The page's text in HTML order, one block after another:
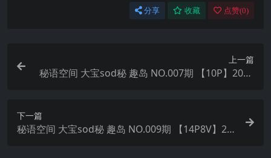
分享 收藏 点赞(0)
上一篇
秘语空间 大宝sod秘 趣岛 NO.007期 【10P】2025
下一篇
秘语空间 大宝sod秘 趣岛 NO.009期 【14P8V】20